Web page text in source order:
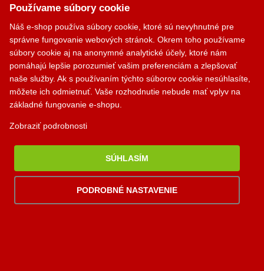
Komjatná 210
okr. Ružomberok, 034 96
0948 949 949
po-pi 8:00-18:00 hod.
palomino@palomino.sk
Možnosti dopravy
Možnosti platby
Používame súbory cookie
Náš e-shop používa súbory cookie, ktoré sú nevyhnutné pre
správne fungovanie webových stránok. Okrem toho používame
súbory cookie aj na anonymné analytické účely, ktoré nám
pomáhajú lepšie porozumieť vašim preferenciám a zlepšovať
naše služby. Ak s používaním týchto súborov cookie nesúhlasíte,
môžete ich odmietnuť. Vaše rozhodnutie nebude mať vplyv na
základné fungovanie e-shopu.
Zobraziť podrobnosti
SÚHLASÍM
PODROBNÉ NASTAVENIE